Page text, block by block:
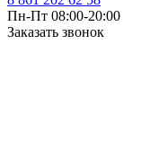
Пн-Пт 08:00-20:00
Заказать звонок